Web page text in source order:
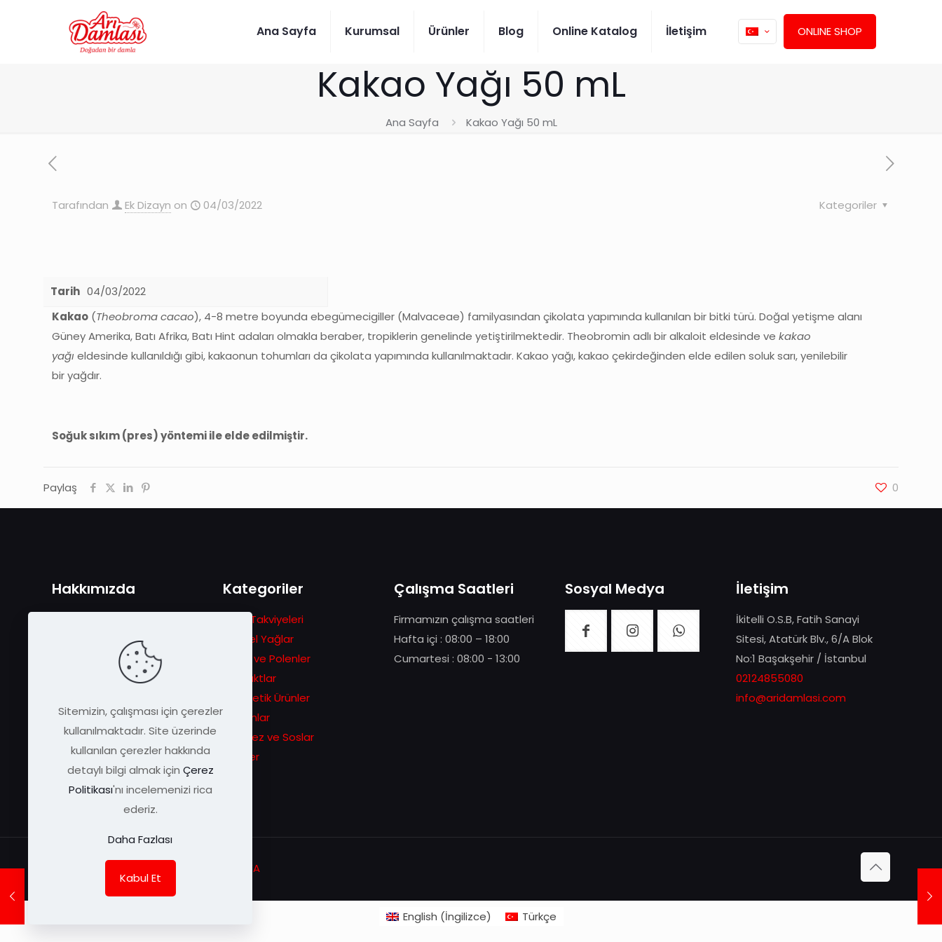
Ana Sayfa Kurumsal Ürünler Blog Online Katalog İletişim ONLINE SHOP
Kakao Yağı 50 mL
Ana Sayfa Kakao Yağı 50 mL
Tarafından Ek Dizayn on 04/03/2022 Kategoriler
Tarih 04/03/2022
Kakao (Theobroma cacao), 4-8 metre boyunda ebegümecigiller (Malvaceae) familyasından çikolata yapımında kullanılan bir bitki türü. Doğal yetişme alanı
Güney Amerika, Batı Afrika, Batı Hint adaları olmakla beraber, tropiklerin genelinde yetiştirilmektedir. Theobromin adlı bir alkaloit eldesinde vekakao
yağı eldesinde kullanıldığı gibi, kakaonun tohumları da çikolata yapımında kullanılmaktadır. Kakao yağı, kakao çekirdeğinden elde edilen soluk sarı, yenilebilir
bir yağdır.
Soğuk sıkım (pres) yöntemi ile elde edilmiştir.
Paylaş 0
Hakkımızda
hikâyesiyle başlayan serüven
ilerleyen zamanlarda eşsiz arı
ürünlerini daha geniş kitlelere
Kategoriler
Gıda Takviyeleri
Bitkisel Yağlar
Ballar ve Polenler
Ekstraktlar
Kozmetik Ürünler
Macunlar
Pekmez ve Soslar
Sirkeler
Çalışma Saatleri
Firmamızın çalışma saatleri
Hafta içi : 08:00 – 18:00
Cumartesi : 08:00 - 13:00
Sosyal Medya İletişim
İkitelli O.S.B, Fatih Sanayi
Sitesi, Atatürk Blv., 6/A Blok
No:1 Başakşehir / İstanbul
02124855080
info@aridamlasi.com
KEYA
Sitemizin, çalışması için çerezler
kullanılmaktadır. Site üzerinde
kullanılan çerezler hakkında
detaylı bilgi almak için Çerez
Politikası'nı incelemenizi rica
ederiz.
Daha Fazlası
Kabul Et
English (İngilizce) Türkçe